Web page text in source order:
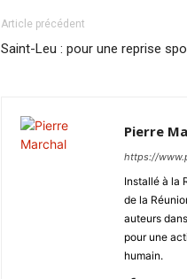
Article précédent
Saint-Leu : pour une reprise
Pierre
https://
Installé à la
de la
auteurs
pour une
humain.